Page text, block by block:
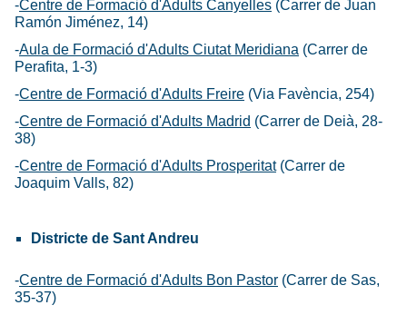
-Centre de Formació d'Adults Canyelles (Carrer de Juan
Ramón Jiménez, 14)
-Aula de Formació d'Adults Ciutat Meridiana (Carrer de
Perafita, 1-3)
-Centre de Formació d'Adults Freire (Via Favència, 254)
-Centre de Formació d'Adults Madrid (Carrer de Deià, 28-
38)
-Centre de Formació d'Adults Prosperitat(Carrer de
Joaquim Valls, 82)
Districte de Sant Andreu
-Centre de Formació d'Adults Bon Pastor (Carrer de Sas,
35-37)